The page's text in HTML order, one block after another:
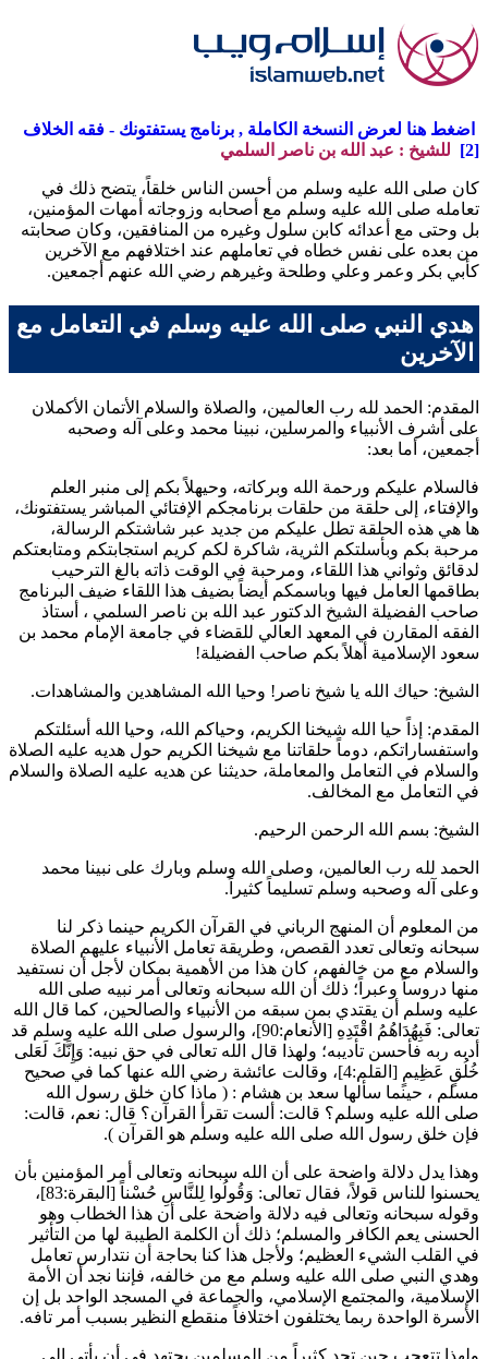
اضغط هنا لعرض النسخة الكاملة , برنامج يستفتونك - فقه الخلاف
[2]
للشيخ : عبد الله بن ناصر السلمي
كان صلى الله عليه وسلم من أحسن الناس خلقاً، يتضح ذلك في
تعامله صلى الله عليه وسلم مع أصحابه وزوجاته أمهات المؤمنين،
بل وحتى مع أعدائه كابن سلول وغيره من المنافقين، وكان صحابته
من بعده على نفس خطاه في تعاملهم عند اختلافهم مع الآخرين
كأبي بكر وعمر وعلي وطلحة وغيرهم رضي الله عنهم أجمعين.
هدي النبي صلى الله عليه وسلم في التعامل مع
الآخرين
المقدم: الحمد لله رب العالمين، والصلاة والسلام الأتمان الأكملان
على أشرف الأنبياء والمرسلين، نبينا محمد وعلى آله وصحبه
أجمعين، أما بعد:
فالسلام عليكم ورحمة الله وبركاته، وحيهلاً بكم إلى منبر العلم
والإفتاء، إلى حلقة من حلقات برنامجكم الإفتائي المباشر يستفتونك،
ها هي هذه الحلقة تطل عليكم من جديد عبر شاشتكم الرسالة،
مرحبة بكم وبأسلتكم الثرية، شاكرة لكم كريم استجابتكم ومتابعتكم
لدقائق وثواني هذا اللقاء، ومرحبة في الوقت ذاته بالغ الترحيب
بطاقمها العامل فيها وباسمكم أيضاً بضيف هذا اللقاء ضيف البرنامج
صاحب الفضيلة الشيخ الدكتور
عبد الله بن ناصر السلمي ، أستاذ
الفقه المقارن في المعهد العالي للقضاء في جامعة الإمام محمد بن
سعود الإسلامية أهلاً بكم صاحب الفضيلة!
الشيخ: حياك الله يا شيخ ناصر ! وحيا الله المشاهدين والمشاهدات.
المقدم: إذاً حيا الله شيخنا الكريم، وحياكم الله، وحيا الله أسئلتكم
واستفساراتكم، دوماً حلقاتنا مع شيخنا الكريم حول هديه عليه الصلاة
والسلام في التعامل والمعاملة، حديثنا عن هديه عليه الصلاة والسلام
في التعامل مع المخالف.
الشيخ: بسم الله الرحمن الرحيم.
الحمد لله رب العالمين، وصلى الله وسلم وبارك على نبينا محمد
وعلى آله وصحبه وسلم تسليماً كثيراً.
من المعلوم أن المنهج الرباني في القرآن الكريم حينما ذكر لنا
سبحانه وتعالى تعدد القصص، وطريقة تعامل الأنبياء عليهم الصلاة
والسلام مع من خالفهم، كان هذا من الأهمية بمكان لأجل أن نستفيد
منها دروساً وعبراً؛ ذلك أن الله سبحانه وتعالى أمر نبيه صلى الله
عليه وسلم أن يقتدي بمن سبقه من الأنبياء والصالحين، كما قال الله
تعالى: فَبِهُدَاهُمُ اقْتَدِهِ
[الأنعام:90]، والرسول صلى الله عليه وسلم قد
أدبه ربه فأحسن تأديبه؛ ولهذا قال الله تعالى في حق نبيه: وَإِنَّكَ لَعَلى
خُلُقٍ عَظِيمٍ [القلم:4]، وقالت عائشة رضي الله عنها كما في صحيح
مسلم ، حينما سألها سعد بن هشام : ( ماذا كان خلق رسول الله
صلى الله عليه وسلم؟ قالت: ألست تقرأ القرآن؟ قال: نعم، قالت:
فإن خلق رسول الله صلى الله عليه وسلم هو القرآن ).
وهذا يدل دلالة واضحة على أن الله سبحانه وتعالى أمر المؤمنين بأن
يحسنوا للناس قولاً، فقال تعالى: وَقُولُوا لِلنَّاسِ حُسْناً
[البقرة:83]،
وقوله سبحانه وتعالى فيه دلالة واضحة على أن هذا الخطاب وهو
الحسنى يعم الكافر والمسلم؛ ذلك أن الكلمة الطيبة لها من التأثير
في القلب الشيء العظيم؛ ولأجل هذا كنا بحاجة أن نتدارس تعامل
وهدي النبي صلى الله عليه وسلم مع من خالفه، فإننا نجد أن الأمة
الإسلامية، والمجتمع الإسلامي، والجماعة في المسجد الواحد بل إن
الأسرة الواحدة ربما يختلفون اختلافاً منقطع النظير بسبب أمر تافه.
ولهذا تتعجب حين تجد كثيراً من المسلمين يجتهد في أن يأتي إلى